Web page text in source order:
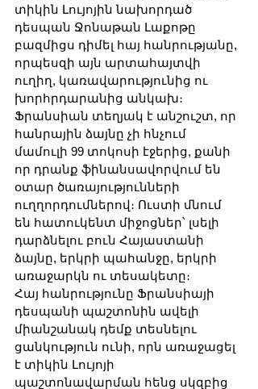
տիկին Լույոյին նախորդած
դեսպան Ջոնաթան Լաքոթը
բազմիցս դիմել հայ հանրությանը,
որպեսզի այն արտահայտվի
ուղիղ, կառավարությունից ու
խորհրդարանից անկախ։
Ֆրանսիան տեղյակ է անշուշտ, որ
հանրային ձայնը չի հնչում
մամուլի 99 տոկոսի էջերից, քանի
որ դրանք ֆինանսավորվում են
օտար ծառայությունների
ուղղորդումներով։ Ուստի մնում
են հատուկենտ միջոցներ՝ լսելի
դարձնելու բուն Հայաստանի
ձայնը, երկրի պահանջը, երկրի
առաջարկն ու տեսակետը։
Հայ հանրությունը Ֆրանսիայի
դեսպանի պաշտոնին ավելի
միանշանակ դեմք տեսնելու
ցանկություն ունի, որն առաջացել
է տիկին Լույոյի
պաշտոնավարման հենց սկզբից